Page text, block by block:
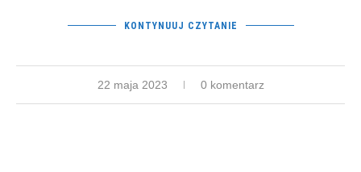
KONTYNUUJ CZYTANIE
22 maja 2023 0 komentarz